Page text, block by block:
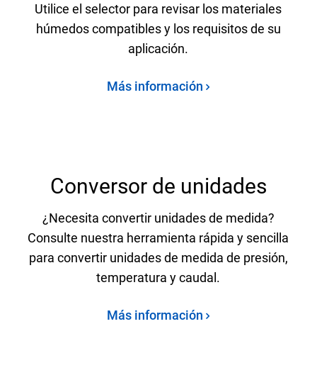
Utilice el selector para revisar los materiales
húmedos compatibles y los requisitos de su
aplicación.
Más información
Conversor de unidades
¿Necesita convertir unidades de medida?
Consulte nuestra herramienta rápida y sencilla
para convertir unidades de medida de presión,
temperatura y caudal.
Más información